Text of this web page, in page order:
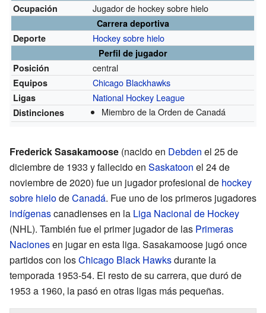
Ocupación
Jugador de hockey sobre hielo
Carrera deportiva
Deporte
Hockey sobre hielo
Perfil de jugador
Posición
central
Equipos Chicago Blackhawks
Ligas National Hockey League
Distinciones Miembro de la Orden de Canadá
Frederick Sasakamoose (nacido en Debden el 25 de
diciembre de 1933 y fallecido en Saskatoon el 24 de
noviembre de 2020) fue un jugador profesional de hockey
sobre hielodeCanadá. Fue uno de los primeros jugadores
indígenascanadienses en la Liga Nacional de Hockey
(NHL). También fue el primer jugador de las Primeras
Nacionesen jugar en esta liga. Sasakamoose jugó once
partidos con losChicago Black Hawksdurante la
temporada 1953-54. El resto de su carrera, que duró de
1953 a 1960, la pasó en otras ligas más pequeñas.